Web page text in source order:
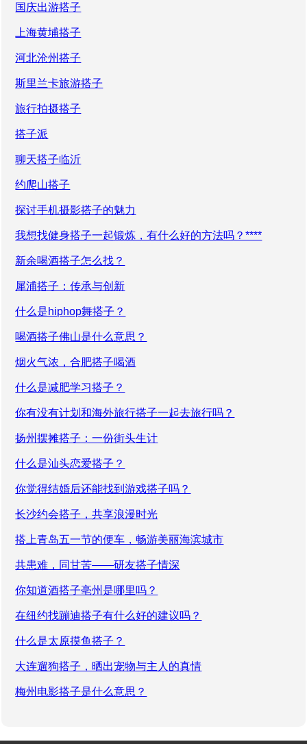
国庆出游搭子
上海黄埔搭子
河北沧州搭子
斯里兰卡旅游搭子
旅行拍摄搭子
搭子派
聊天搭子临沂
约爬山搭子
探讨手机摄影搭子的魅力
我想找健身搭子一起锻炼，有什么好的方法吗？****
新余喝酒搭子怎么找？
犀浦搭子：传承与创新
什么是hiphop舞搭子？
喝酒搭子佛山是什么意思？
烟火气浓，合肥搭子喝酒
什么是减肥学习搭子？
你有没有计划和海外旅行搭子一起去旅行吗？
扬州摆摊搭子：一份街头生计
什么是汕头恋爱搭子？
你觉得结婚后还能找到游戏搭子吗？
长沙约会搭子，共享浪漫时光
搭上青岛五一节的便车，畅游美丽海滨城市
共患难，同甘苦——研友搭子情深
你知道酒搭子亳州是哪里吗？
在纽约找蹦迪搭子有什么好的建议吗？
什么是太原摸鱼搭子？
大连遛狗搭子，晒出宠物与主人的真情
梅州电影搭子是什么意思？